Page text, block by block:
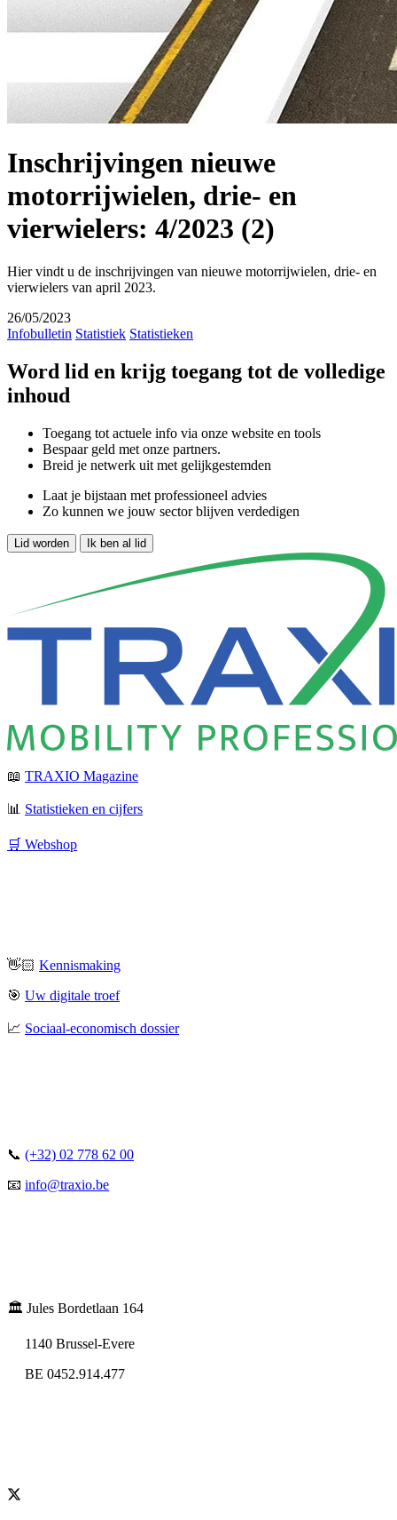
Inschrijvingen nieuwe
motorrijwielen, drie- en
vierwielers: 4/2023 (2)
Hier vindt u de inschrijvingen van nieuwe motorrijwielen, drie- en
vierwielers van april 2023.
26/05/2023
Infobulletin Statistiek Statistieken
Word lid en krijg toegang tot de volledige
inhoud
Toegang tot actuele info via onze website en tools
Bespaar geld met onze partners.
Breid je netwerk uit met gelijkgestemden
Laat je bijstaan met professioneel advies
Zo kunnen we jouw sector blijven verdedigen
Lid worden Ik ben al lid
📖 TRAXIO Magazine
📊 Statistieken en cijfers
🛒 Webshop
👋🏻 Kennismaking
🎯 Uw digitale troef
📈 Sociaal-economisch dossier
📞 (+32) 02 778 62 00
📧 info@traxio.be
🏛️ Jules Bordetlaan 164
1140 Brussel-Evere
BE 0452.914.477